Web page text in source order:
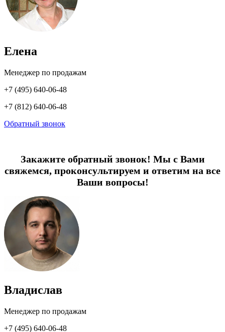
Елена
Менеджер по продажам
+7 (495) 640-06-48
+7 (812) 640-06-48
Обратный звонок
Закажите обратный звонок! Мы с Вами
свяжемся, проконсультируем и ответим на все
Ваши вопросы!
Владислав
Менеджер по продажам
+7 (495) 640-06-48